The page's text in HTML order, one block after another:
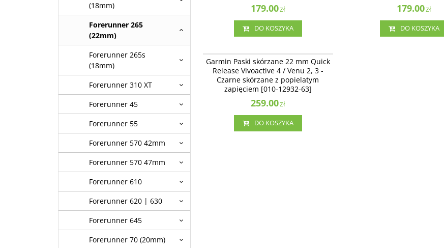
179.00zł
DO KOSZYKA
179.00zł
DO KOSZYKA
Garmin Paski skórzane 22 mm Quick Release
Vivoactive 4 / Venu 2, 3 - Czarne skórzane z
popielatym zapięciem [010-12932-63]
Garmin Paski skórzane 22 mm Quick
Release Vivoactive 4 / Venu 2, 3 -
Czarne skórzane z popielatym
zapięciem [010-12932-63]
259.00zł
DO KOSZYKA
(18mm)
Forerunner 265
(22mm)
Forerunner 265s
(18mm)
Forerunner 310 XT
Forerunner 45
Forerunner 55
Forerunner 570 42mm
Forerunner 570 47mm
Forerunner 610
Forerunner 620 | 630
Forerunner 645
Forerunner 70 (20mm)